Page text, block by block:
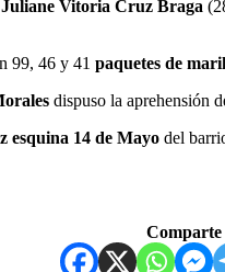
Juliane Vitoria Cruz Braga
99, 46 y 41 paquetes de
dispuso la aprehensión
esquina 14 de Mayo del
Comparte